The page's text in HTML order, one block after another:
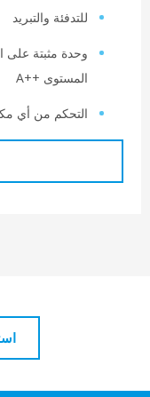
والتبريد
مثبتة على الجدار:
من أي مكان باستخدام
MORE
استكشف جميع